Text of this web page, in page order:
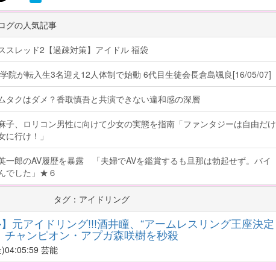
グの人気記事
スレッド2【過疎対策】アイドル 福袋
院が転入生3名迎え12人体制で始動 6代目生徒会長倉島颯良[16/05/07]
タクはダメ？香取慎吾と共演できない違和感の深層
子、ロリコン男性に向けて少女の実態を指南「ファンタジーは自由だけ
に行け！」
一郎のAV履歴を暴露 「夫婦でAVを鑑賞するも旦那は勃起せず。バイ
でした」★６
タグ：アイドリング
】元アイドリング!!!酒井瞳、“アームレスリング王座決定
ャンピオン・アプガ森咲樹を秒殺
)04:05:59 芸能